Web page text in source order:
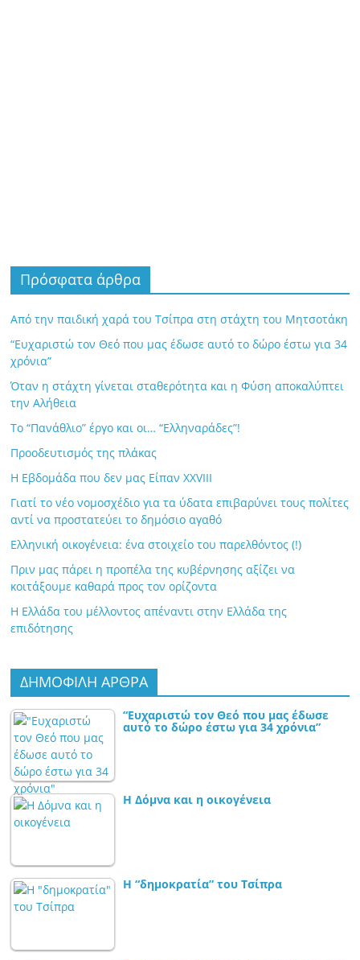
Πρόσφατα άρθρα
Από την παιδική χαρά του Τσίπρα στη στάχτη του Μητσοτάκη
“Ευχαριστώ τον Θεό που μας έδωσε αυτό το δώρο έστω για 34
χρόνια”
Όταν η στάχτη γίνεται σταθερότητα και η Φύση αποκαλύπτει
την Αλήθεια
Το “Πανάθλιο” έργο και οι… “Ελληναράδες”!
Προοδευτισμός της πλάκας
Η Εβδομάδα που δεν μας Είπαν XXVIII
Γιατί το νέο νομοσχέδιο για τα ύδατα επιβαρύνει τους πολίτες
αντί να προστατεύει το δημόσιο αγαθό
Ελληνική οικογένεια: ένα στοιχείο του παρελθόντος (!)
Πριν μας πάρει η προπέλα της κυβέρνησης αξίζει να
κοιτάξουμε καθαρά προς τον ορίζοντα
Η Ελλάδα του μέλλοντος απέναντι στην Ελλάδα της
επιδότησης
ΔΗΜΟΦΙΛΗ ΑΡΘΡΑ
“Ευχαριστώ τον Θεό που μας έδωσε
αυτό το δώρο έστω για 34 χρόνια”
Η Δόμνα και η οικογένεια
Η “δημοκρατία” του Τσίπρα